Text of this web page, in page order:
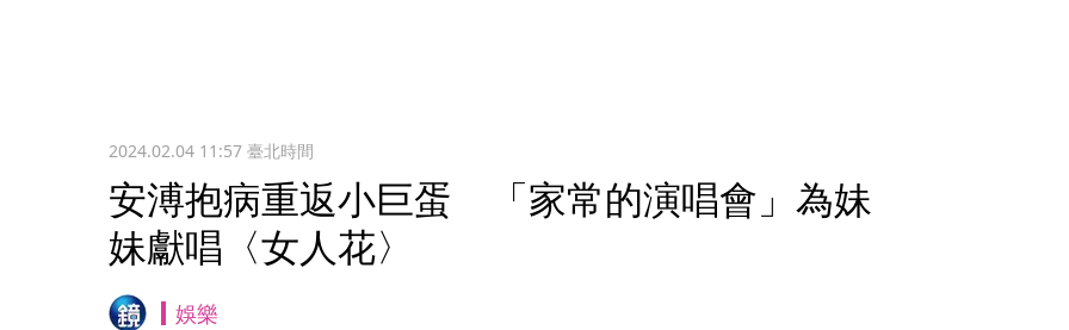
2024.02.04 11:57臺北時間
安溥抱病重返小巨蛋 「家常的演唱會」為妹
妹獻唱〈女人花〉
娛樂